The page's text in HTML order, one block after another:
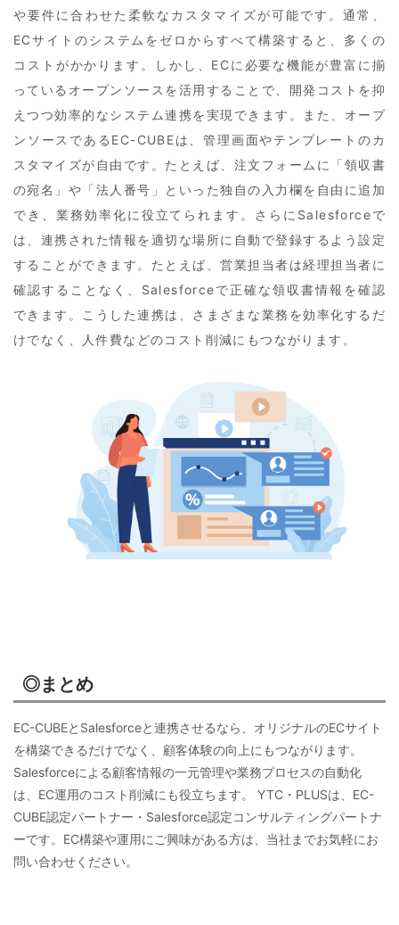
や要件に合わせた柔軟なカスタマイズが可能です。通常、
ECサイトのシステムをゼロからすべて構築すると、多くの
コストがかかります。しかし、ECに必要な機能が豊富に揃
っているオープンソースを活用することで、開発コストを抑
えつつ効率的なシステム連携を実現できます。また、オープ
ンソースであるEC-CUBEは、管理画面やテンプレートのカ
スタマイズが自由です。たとえば、注文フォームに「領収書
の宛名」や「法人番号」といった独自の入力欄を自由に追加
でき、業務効率化に役立てられます。さらにSalesforceで
は、連携された情報を適切な場所に自動で登録するよう設定
することができます。たとえば、営業担当者は経理担当者に
確認することなく、Salesforceで正確な領収書情報を確認
できます。こうした連携は、さまざまな業務を効率化するだ
けでなく、人件費などのコスト削減にもつながります。
◎まとめ
EC-CUBEとSalesforceと連携させるなら、オリジナルのECサイト
を構築できるだけでなく、顧客体験の向上にもつながります。
Salesforceによる顧客情報の一元管理や業務プロセスの自動化
は、EC運用のコスト削減にも役立ちます。 YTC・PLUSは、EC-
CUBE認定パートナー・Salesforce認定コンサルティングパートナ
ーです。EC構築や運用にご興味がある方は、当社までお気軽にお
問い合わせください。